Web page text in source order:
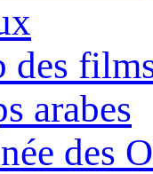
des
arabes
des